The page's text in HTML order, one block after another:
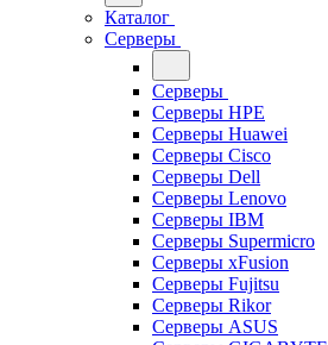
Каталог
Серверы
Серверы
Серверы HPE
Серверы Huawei
Серверы Cisco
Серверы Dell
Серверы Lenovo
Серверы IBM
Серверы Supermicro
Серверы xFusion
Серверы Fujitsu
Серверы Rikor
Серверы ASUS